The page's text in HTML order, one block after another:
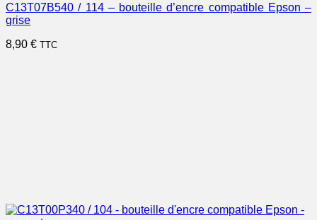
C13T07B540 / 114 – bouteille d’encre compatible Epson –
grise
8,90 € TTC